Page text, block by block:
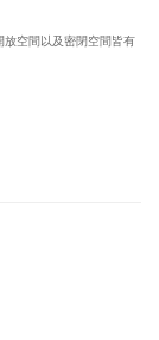
空間以及密閉空間皆有